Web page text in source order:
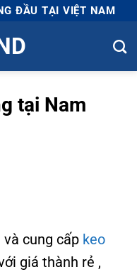
ĐẦU TẠI VIỆT NAM
tại Nam
cung cấp keo
giá thành rẻ ,